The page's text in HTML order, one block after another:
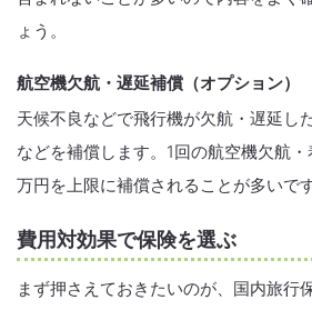
ょう。
航空機欠航・遅延補償（オプション）
天候不良などで飛行機が欠航・遅延し
などを補償します。1回の航空機欠航
万円を上限に補償されることが多いです
費用対効果で保険を選ぶ
まず押さえておきたいのが、国内旅行